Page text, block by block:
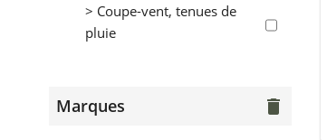
> Laisses, colliers
> Accessoires
> Coupe-vent, tenues de
pluie
> Chasseur du cantal
Marques delete